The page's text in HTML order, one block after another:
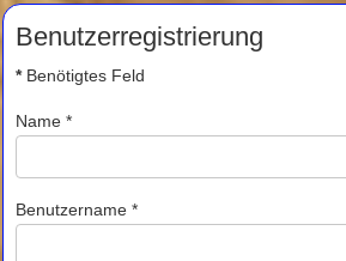
Benutzerregistrierung
*Benötigtes Feld
Name *
Benutzername *